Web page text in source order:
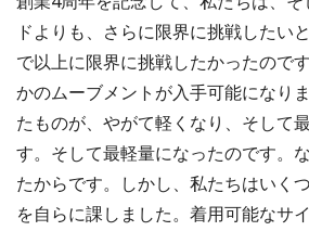
ドよりも、さらに限界に挑戦したい
で以上に限界に挑戦したかったので
かのムーブメントが入手可能になり
たものが、やがて軽くなり、そして
す。そして最軽量になったのです。
たからです。しかし、私たちはいく
を自らに課しました。着用可能なサ